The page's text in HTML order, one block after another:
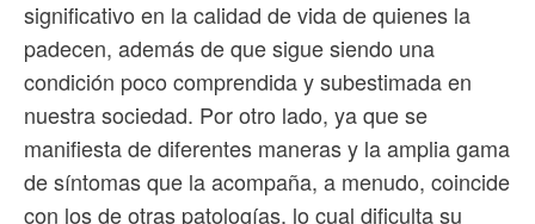
significativo en la calidad de vida de quienes la
padecen, además de que sigue siendo una
condición poco comprendida y subestimada en
nuestra sociedad. Por otro lado, ya que se
manifiesta de diferentes maneras y la amplia gama
de síntomas que la acompaña, a menudo, coincide
con los de otras patologías, lo cual dificulta su